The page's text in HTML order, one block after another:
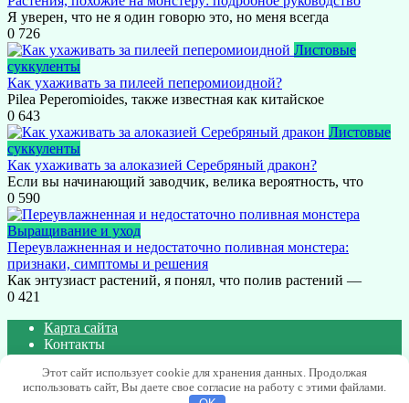
Я уверен, что не я один говорю это, но меня всегда
0 726
Листовые
суккуленты
Как ухаживать за пилеей пеперомиоидной?
Pilea Peperomioides, также известная как китайское
0 643
Листовые
суккуленты
Как ухаживать за алоказией Серебряный дракон?
Если вы начинающий заводчик, велика вероятность, что
0 590
Выращивание и уход
Переувлажненная и недостаточно поливная монстера:
признаки, симптомы и решения
Как энтузиаст растений, я понял, что полив растений —
0 421
Карта сайта
Контакты
© 2026 Блог о суккулентах
Этот сайт использует cookie для хранения данных. Продолжая
использовать сайт, Вы даете свое согласие на работу с этими файлами.